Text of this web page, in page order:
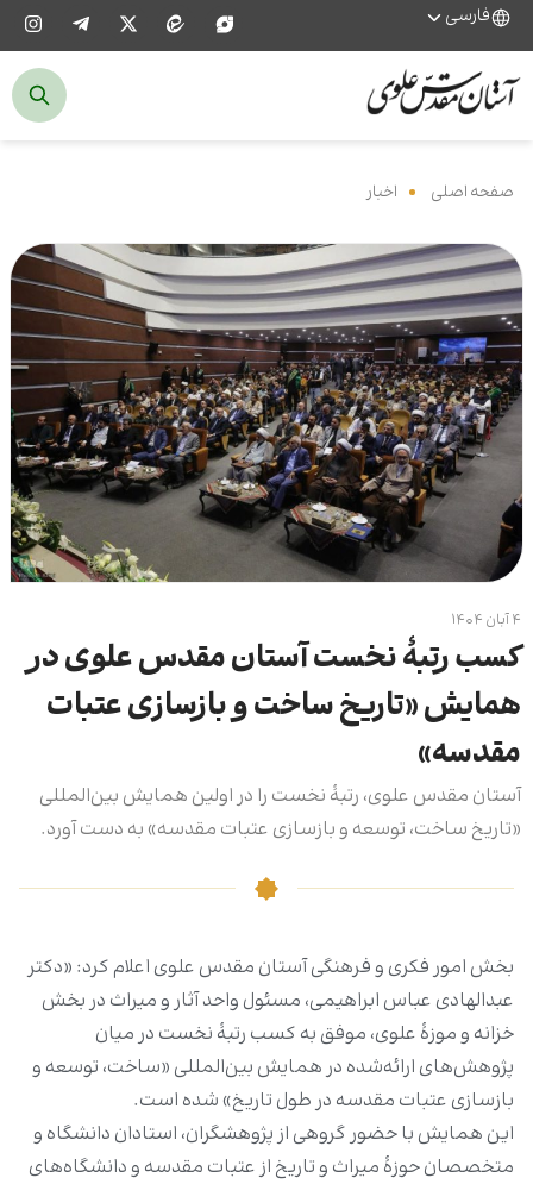
فارسی
صفحه اصلی اخبار
۴ آبان ۱۴۰۴
کسب رتبۀ نخست آستان مقدس علوی در
همایش «تاریخ ساخت و بازسازی عتبات
مقدسه»
آستان مقدس علوی، رتبۀ نخست را در اولین همایش بین‌المللی
«تاریخ ساخت، توسعه و بازسازی عتبات مقدسه» به‌ دست آورد.
بخش امور فکری و فرهنگی آستان مقدس علوی اعلام کرد: «دکتر
عبدالهادی عباس ابراهیمی، مسئول واحد آثار و میراث در بخش
خزانه و موزۀ علوی، موفق به کسب رتبۀ نخست در میان
پژوهش‌های ارائه‌شده در همایش بین‌المللی «ساخت، توسعه و
بازسازی عتبات مقدسه در طول تاریخ» شده است.
این همایش با حضور گروهی از پژوهشگران، استادان دانشگاه و
متخصصان حوزۀ میراث و تاریخ از عتبات مقدسه و دانشگاه‌های